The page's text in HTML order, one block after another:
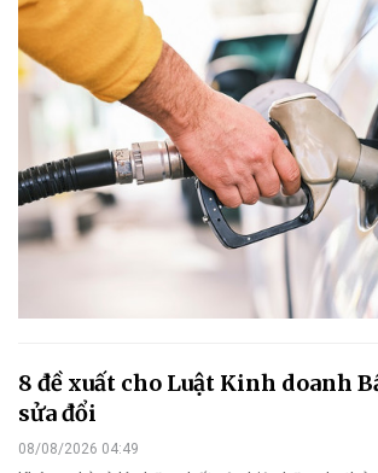
8 đề xuất cho Luật Kinh doanh
sửa đổi
08/08/2026 04:49